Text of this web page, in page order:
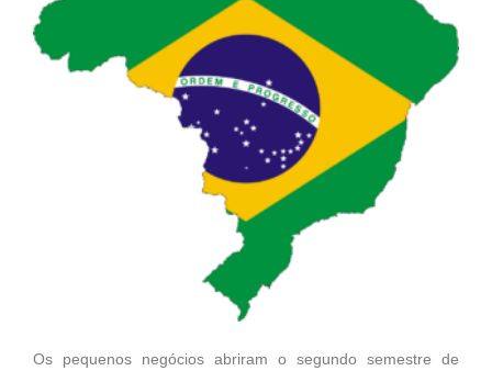
Os pequenos negócios abriram o segundo semestre de